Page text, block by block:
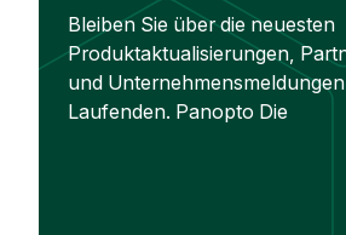
Bleiben Sie über die neuesten
Produktaktualisierungen,
und
Laufenden. Panopto Die